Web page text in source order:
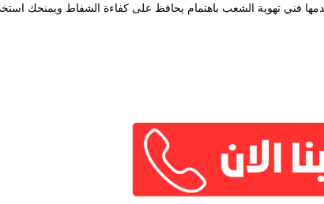
يقدمها فني تهوية الشعب باهتمام يحافظ على كفاءة الشفاط ويمنحك